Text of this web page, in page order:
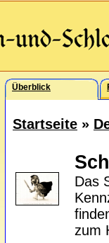
Überblick
Startseite »
Das
zum